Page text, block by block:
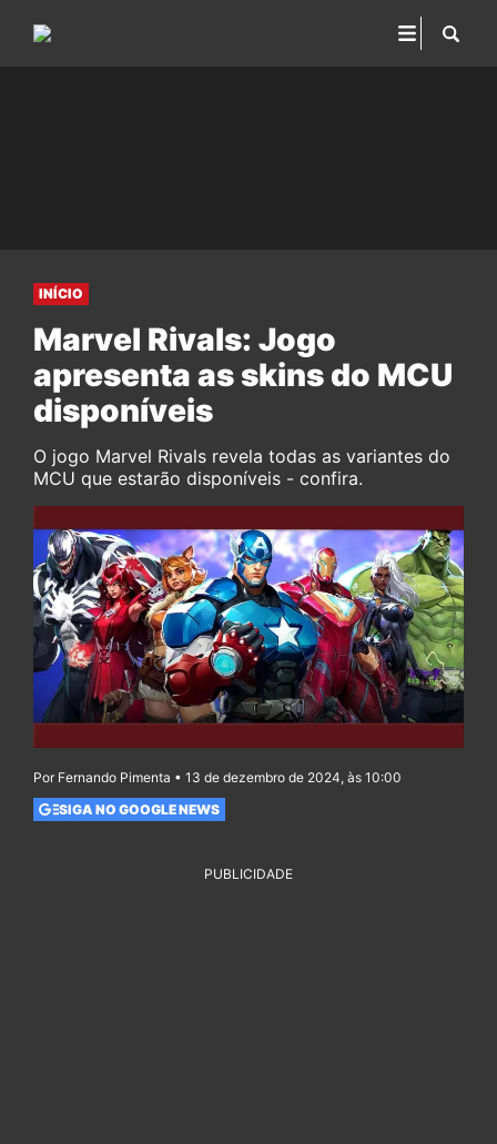
INÍCIO
Marvel Rivals: Jogo
apresenta as skins do MCU
disponíveis
O jogo Marvel Rivals revela todas as variantes do
MCU que estarão disponíveis - confira.
Por Fernando Pimenta • 13 de dezembro de 2024, às 10:00
SIGA NO GOOGLE NEWS
PUBLICIDADE